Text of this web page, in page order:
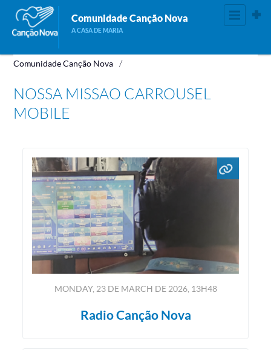
Comunidade Canção Nova
A CASA DE MARIA
Comunidade Canção Nova
NOSSA MISSAO CARROUSEL
MOBILE
MONDAY, 23DEMARCH DE2026, 13H48
Radio Canção Nova